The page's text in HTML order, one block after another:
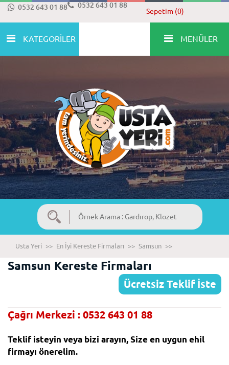
0532 643 01 88 0532 643 01 88
Sepetim (0)
KATEGORİLER MENÜLER
Usta Yeri >> En İyi Kereste Firmaları >> Samsun >>
Samsun Kereste Firmaları
Ücretsiz Teklif İste
Çağrı Merkezi : 0532 643 01 88
Teklif isteyin veya bizi arayın, Size en uygun ehil
firmayı önerelim.